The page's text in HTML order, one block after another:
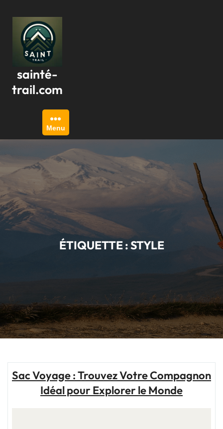
contenu
sainté-
trail.com
Menu
ÉTIQUETTE :STYLE
Sac Voyage : Trouvez Votre Compagnon
Idéal pour Explorer le Monde